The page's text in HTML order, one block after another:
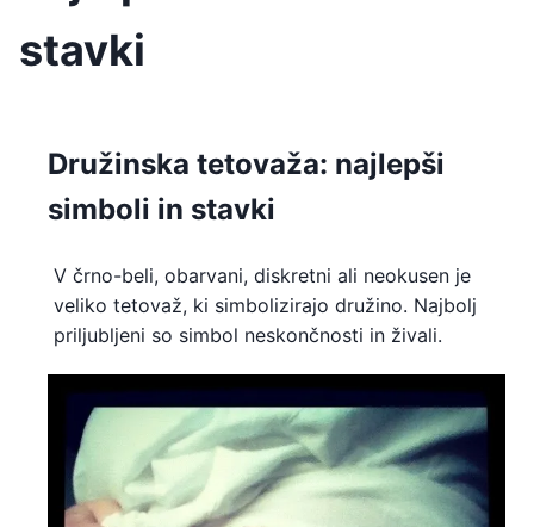
stavki
Družinska tetovaža: najlepši
simboli in stavki
V črno-beli, obarvani, diskretni ali neokusen je
veliko tetovaž, ki simbolizirajo družino. Najbolj
priljubljeni so simbol neskončnosti in živali.